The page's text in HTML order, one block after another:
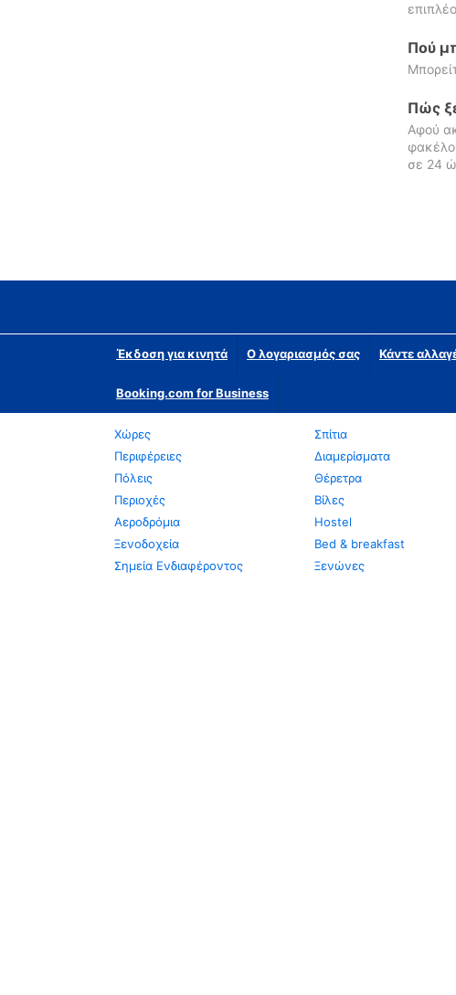
Πού
Πώς
Αφού
σε 24
Έκδοση για κινητά Ο λογαριασμός σας Κάντε
Booking.com for Business
Χώρες
Περιφέρειες
Πόλεις
Περιοχές
Αεροδρόμια
Ξενοδοχεία
Σημεία Ενδιαφέροντος
Σπίτια
Διαμερίσματα
Θέρετρα
Βίλες
Hostel
Bed & breakfast
Ξενώνες